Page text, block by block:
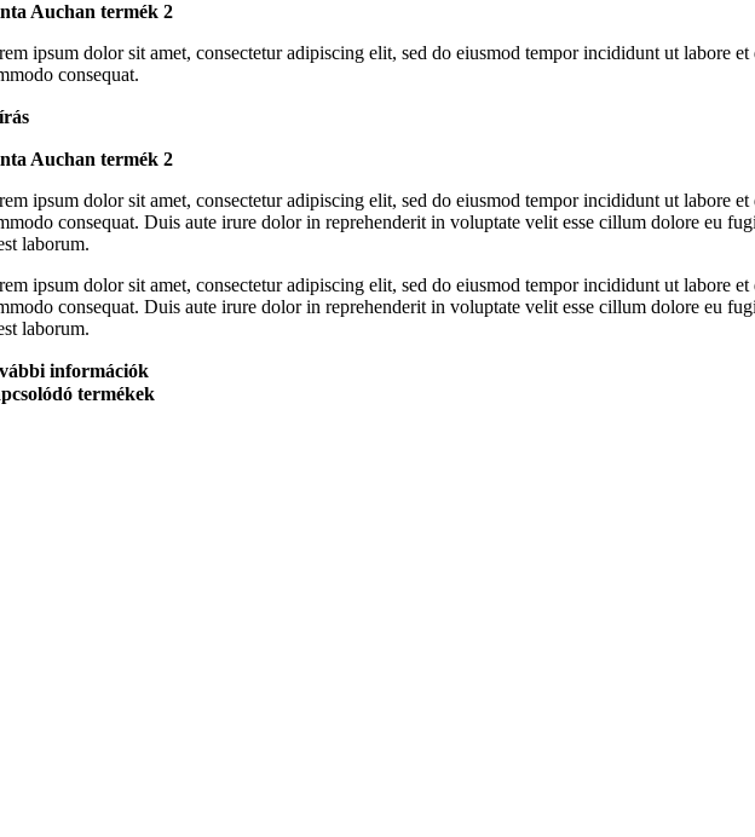
Auchan termék 2
ipsum dolor sit amet, consectetur adipiscing elit, sed do eiusmod tempor incididunt ut
consequat.
Auchan termék 2
ipsum dolor sit amet, consectetur adipiscing elit, sed do eiusmod tempor incididunt ut
consequat. Duis aute irure dolor in reprehenderit in voluptate velit esse cillum dolore eu
laborum.
ipsum dolor sit amet, consectetur adipiscing elit, sed do eiusmod tempor incididunt ut
consequat. Duis aute irure dolor in reprehenderit in voluptate velit esse cillum dolore eu
laborum.
információk
termékek